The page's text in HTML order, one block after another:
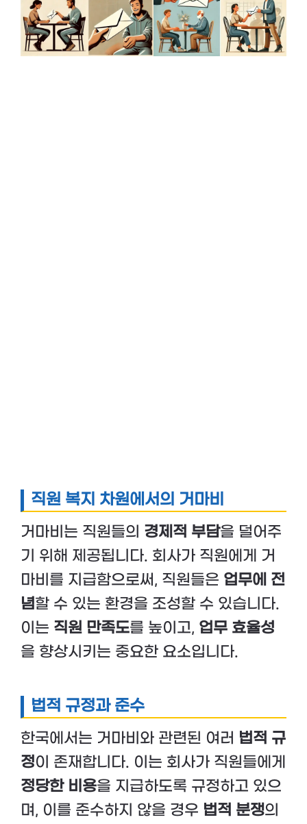
직원 복지 차원에서의 거마비
거마비는 직원들의 경제적 부담을 덜어주
기 위해 제공됩니다. 회사가 직원에게 거
마비를 지급함으로써, 직원들은 업무에 전
념할 수 있는 환경을 조성할 수 있습니다.
이는 직원 만족도를 높이고, 업무 효율성
을 향상시키는 중요한 요소입니다.
법적 규정과 준수
한국에서는 거마비와 관련된 여러 법적 규
정이 존재합니다. 이는 회사가 직원들에게
정당한 비용을 지급하도록 규정하고 있으
며, 이를 준수하지 않을 경우 법적 분쟁의